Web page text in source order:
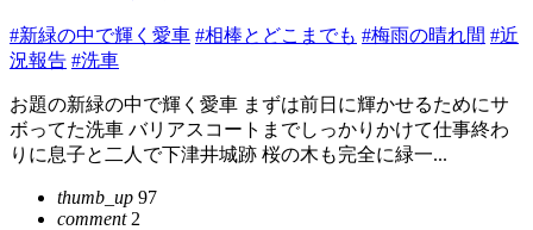
#新緑の中で輝く愛車 #相棒とどこまでも #梅雨の晴れ間 #近
況報告 #洗車
お題の新緑の中で輝く愛車 まずは前日に輝かせるためにサ
ボってた洗車 バリアスコートまでしっかりかけて仕事終わ
りに息子と二人で下津井城跡 桜の木も完全に緑一...
thumb_up 97
comment2